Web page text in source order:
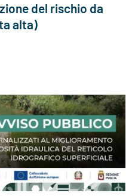
del rischio da
alta)